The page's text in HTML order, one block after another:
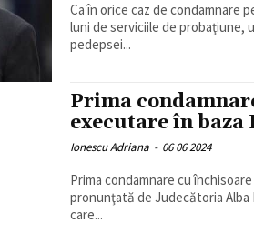
Ca în orice caz de condamnare
luni de serviciile de probaţiune,
pedepsei...
Prima
executare în baza
Ionescu Adriana - 06 06 2024
Prima condamnare cu
pronunţată de Judecătoria Alba
care...